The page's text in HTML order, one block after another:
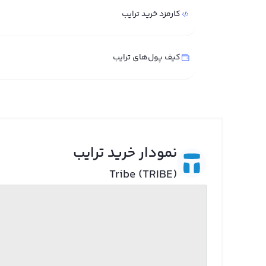
کارمزد خرید ترایب
کیف پول‌های ترایب
نمودار خرید ترایب
Tribe (TRIBE)